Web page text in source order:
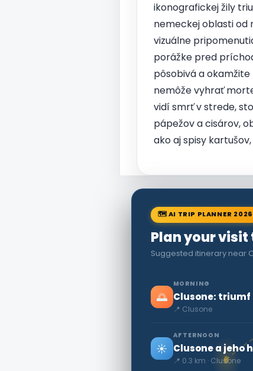
ikonografickej žily
nemeckej oblasti od
vizuálne
porážke pred
pôsobivá a
nemôže vyhrať
vidí smrť v strede,
pápežov a cisárov,
ako aj spisy
🗺 AI TRIP PLANNER 2026
Plan your visit
Suggested itinerary near
🌅
MORNING
Clusone:
📍 Clusone
☀️
AFTERNOON
Clusone a jeho
📍 0.3 km · Clusone